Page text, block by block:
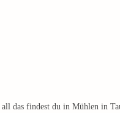
das findest du in Mühlen in